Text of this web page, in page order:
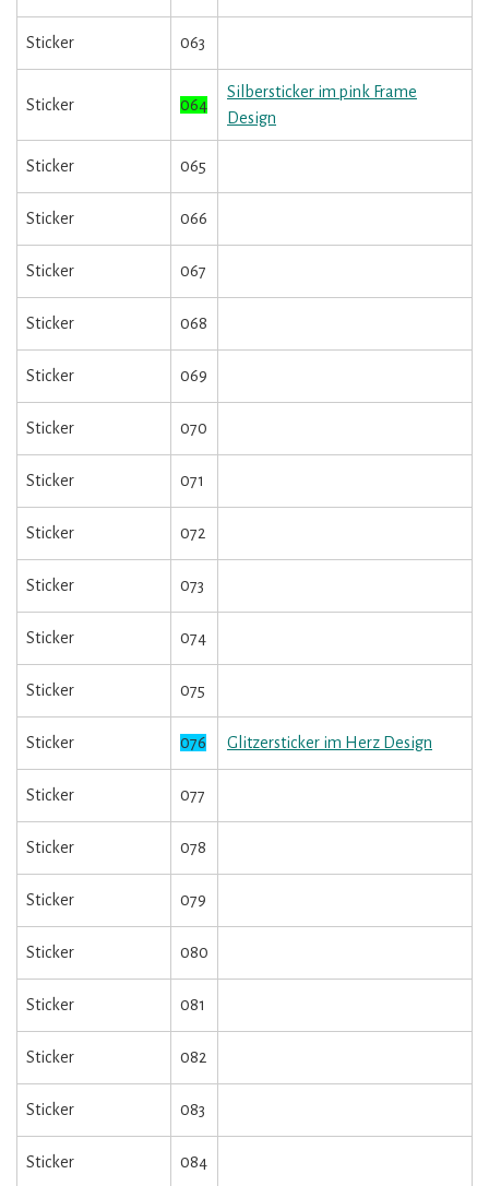
Sticker 063
Sticker 064
Silbersticker im pink Frame
Design
Sticker 065
Sticker 066
Sticker 067
Sticker 068
Sticker 069
Sticker 070
Sticker 071
Sticker 072
Sticker 073
Sticker 074
Sticker 075
Sticker 076 Glitzersticker im Herz Design
Sticker 077
Sticker 078
Sticker 079
Sticker 080
Sticker 081
Sticker 082
Sticker 083
Sticker 084